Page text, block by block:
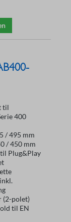
til
400
/ 495 mm
/ 450 mm
Plug&Play
(2-polet)
til EN